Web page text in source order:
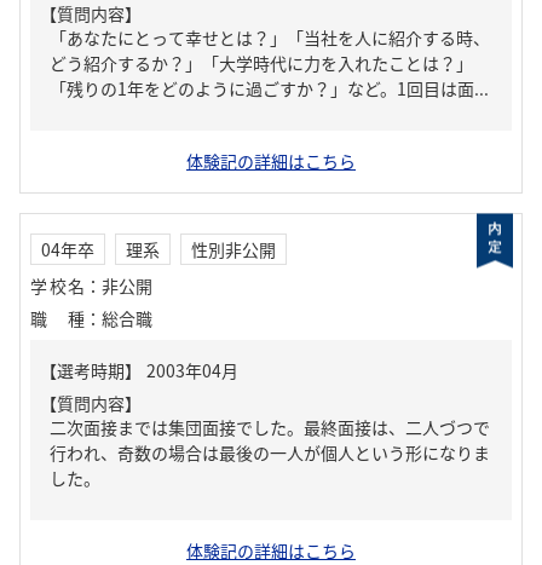
【質問内容】
「あなたにとって幸せとは？」「当社を人に紹介する時、
どう紹介するか？」「大学時代に力を入れたことは？」
「残りの1年をどのように過ごすか？」など。1回目は面...
体験記の詳細はこちら
04年卒 理系
性別非公開
学校名 ： 非公開
職種 ： 総合職
【質問内容】
二次面接までは集団面接でした。最終面接は、二人づつで
行われ、奇数の場合は最後の一人が個人という形になりま
した。
体験記の詳細はこちら